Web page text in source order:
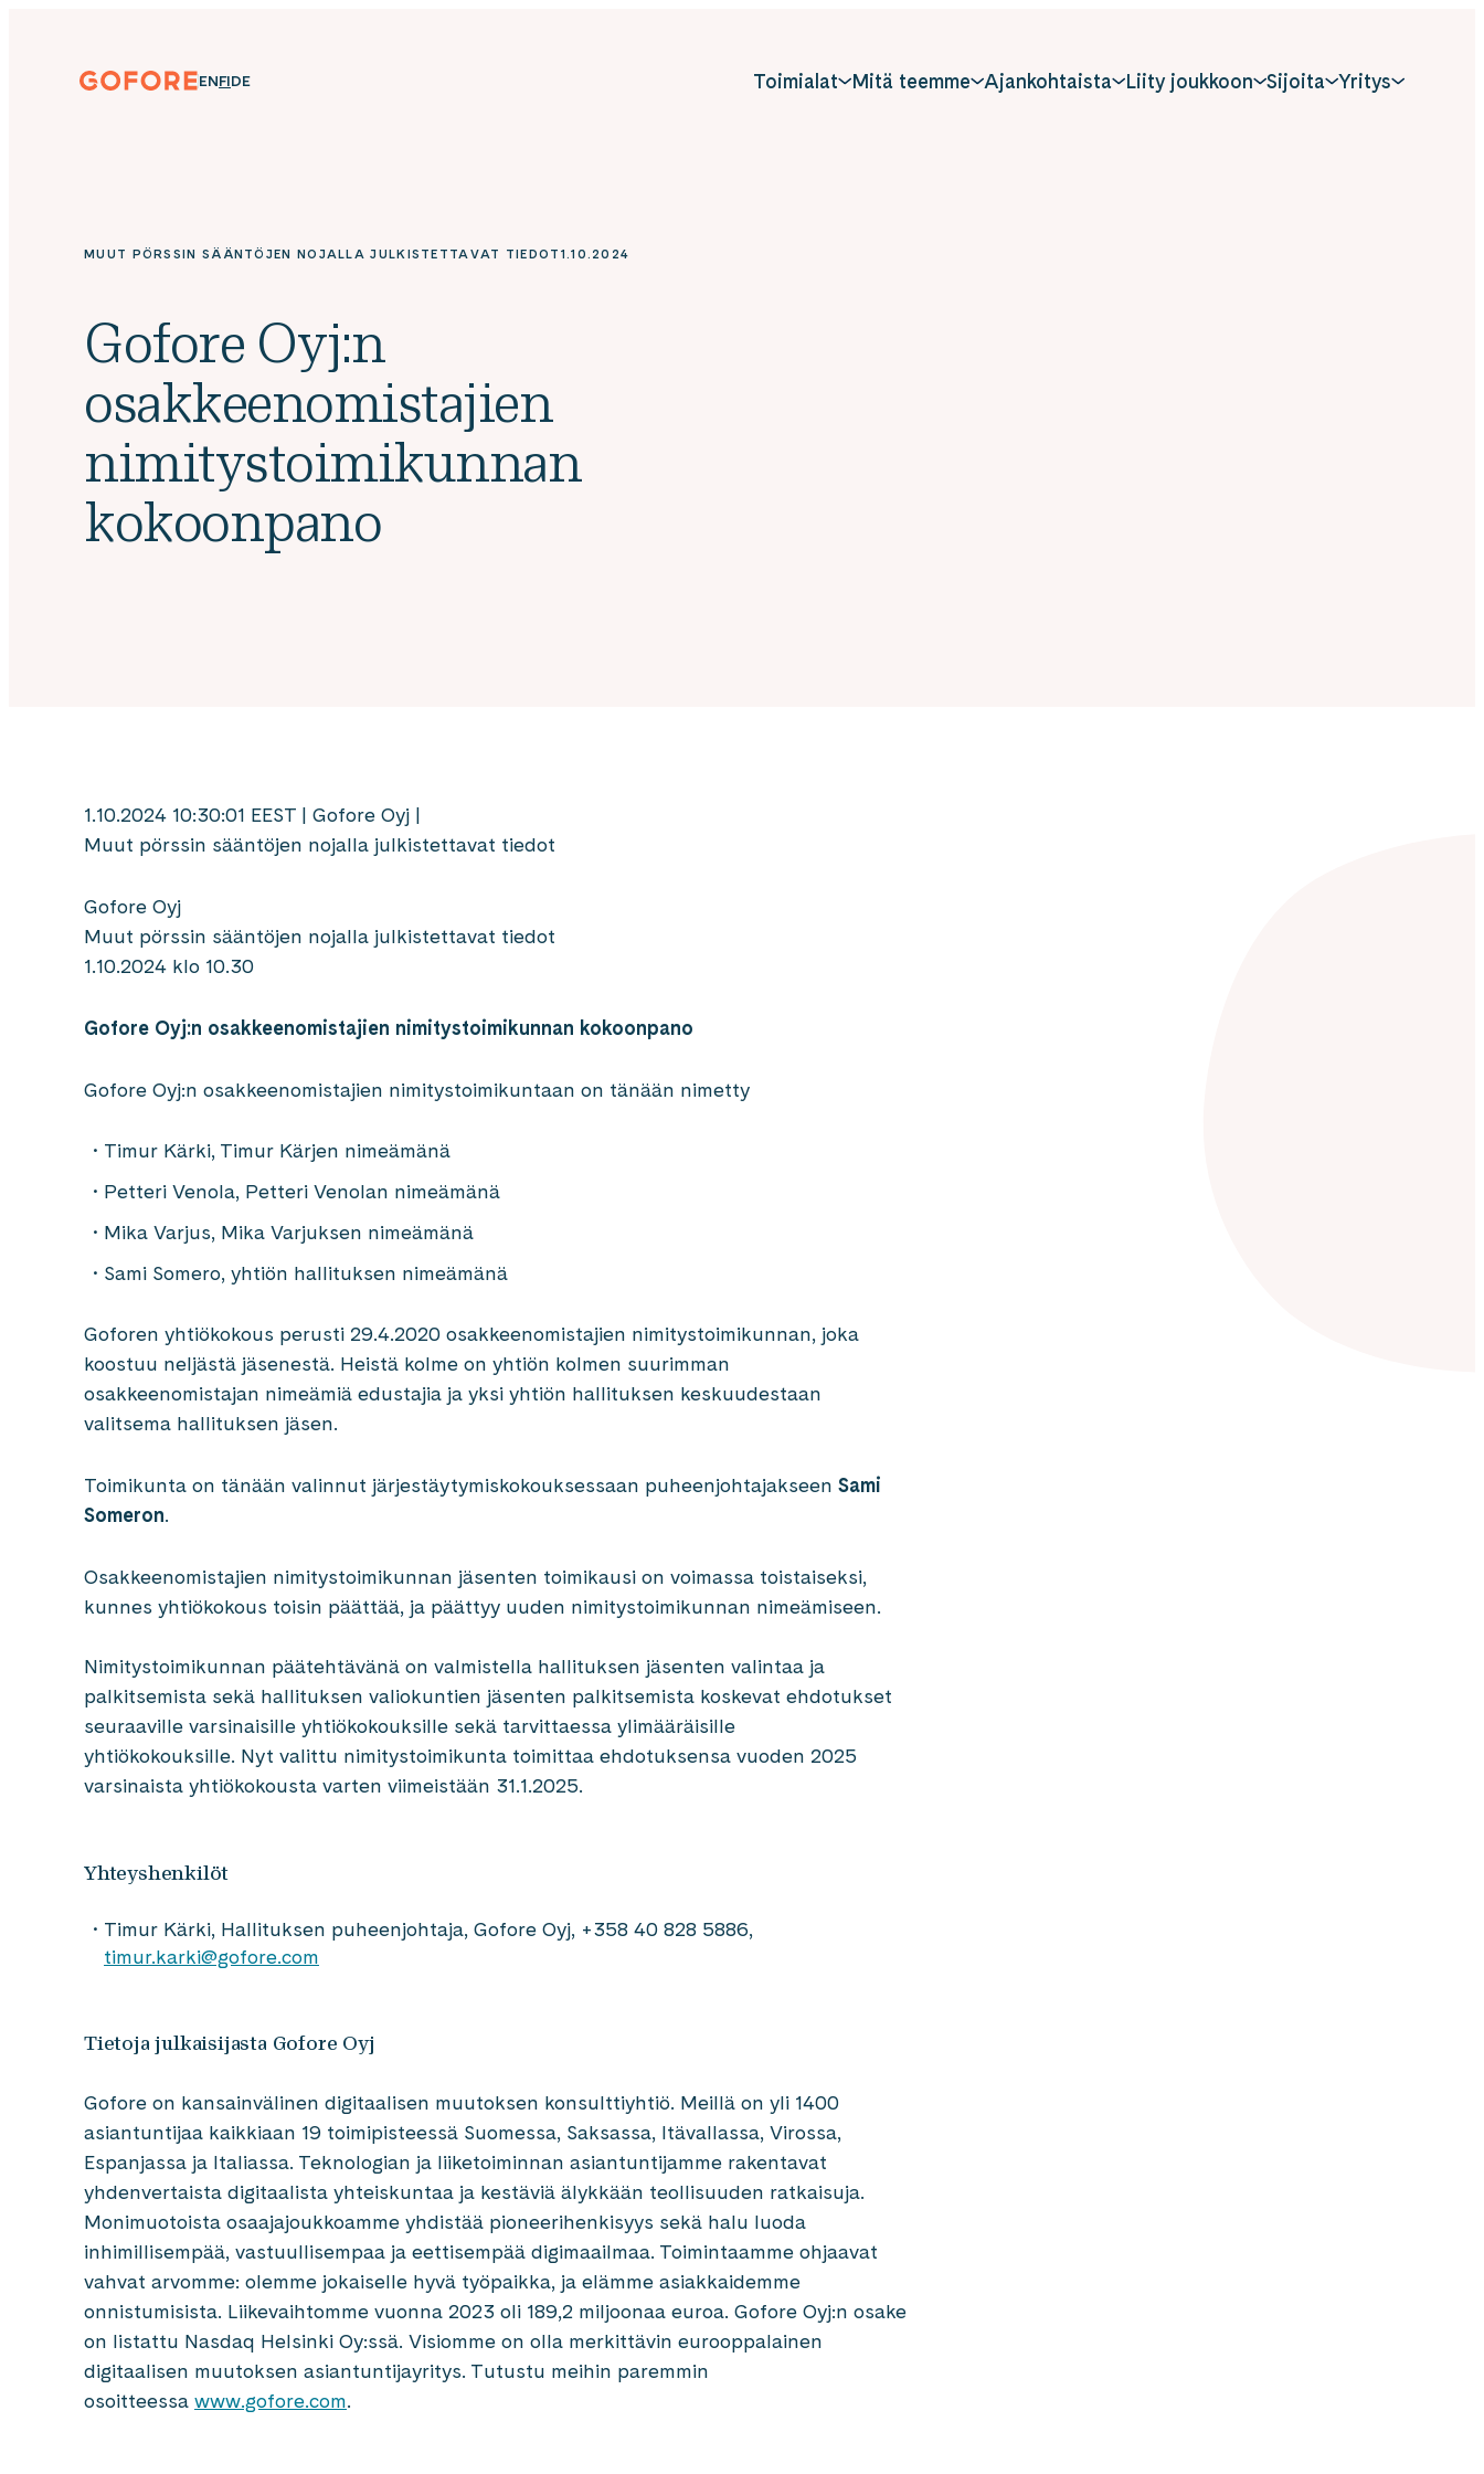
sisältöönGofore
digitalization.
ENGLISH
ENSUOMI
FIDEUTSCH
DE Toimialat Mitä teemme Ajankohtaista Liity joukkoon Sijoita Yritys
MUUT PÖRSSIN SÄÄNTÖJEN NOJALLA JULKISTETTAVAT TIEDOT 1.10.2024
Gofore Oyj:n
osakkeenomistajien
nimitystoimikunnan
kokoonpano
1.10.2024 10:30:01 EEST | Gofore Oyj |
Muut pörssin sääntöjen nojalla julkistettavat tiedot
Gofore Oyj
Muut pörssin sääntöjen nojalla julkistettavat tiedot
1.10.2024 klo 10.30
Gofore Oyj:n osakkeenomistajien nimitystoimikunnan kokoonpano
Gofore Oyj:n osakkeenomistajien nimitystoimikuntaan on tänään nimetty
Timur Kärki, Timur Kärjen nimeämänä
Petteri Venola, Petteri Venolan nimeämänä
Mika Varjus, Mika Varjuksen nimeämänä
Sami Somero, yhtiön hallituksen nimeämänä
Goforen yhtiökokous perusti 29.4.2020 osakkeenomistajien nimitystoimikunnan, joka
koostuu neljästä jäsenestä. Heistä kolme on yhtiön kolmen suurimman
osakkeenomistajan nimeämiä edustajia ja yksi yhtiön hallituksen keskuudestaan
valitsema hallituksen jäsen.
Toimikunta on tänään valinnut järjestäytymiskokouksessaan puheenjohtajakseen Sami
Someron.
Osakkeenomistajien nimitystoimikunnan jäsenten toimikausi on voimassa toistaiseksi,
kunnes yhtiökokous toisin päättää, ja päättyy uuden nimitystoimikunnan nimeämiseen.
Nimitystoimikunnan päätehtävänä on valmistella hallituksen jäsenten valintaa ja
palkitsemista sekä hallituksen valiokuntien jäsenten palkitsemista koskevat ehdotukset
seuraaville varsinaisille yhtiökokouksille sekä tarvittaessa ylimääräisille
yhtiökokouksille. Nyt valittu nimitystoimikunta toimittaa ehdotuksensa vuoden 2025
varsinaista yhtiökokousta varten viimeistään 31.1.2025.
Yhteyshenkilöt
Timur Kärki, Hallituksen puheenjohtaja, Gofore Oyj, +358 40 828 5886,
timur.karki@gofore.com
Tietoja julkaisijasta Gofore Oyj
Gofore on kansainvälinen digitaalisen muutoksen konsulttiyhtiö. Meillä on yli 1400
asiantuntijaa kaikkiaan 19 toimipisteessä Suomessa, Saksassa, Itävallassa, Virossa,
Espanjassa ja Italiassa. Teknologian ja liiketoiminnan asiantuntijamme rakentavat
yhdenvertaista digitaalista yhteiskuntaa ja kestäviä älykkään teollisuuden ratkaisuja.
Monimuotoista osaajajoukkoamme yhdistää pioneerihenkisyys sekä halu luoda
inhimillisempää, vastuullisempaa ja eettisempää digimaailmaa. Toimintaamme ohjaavat
vahvat arvomme: olemme jokaiselle hyvä työpaikka, ja elämme asiakkaidemme
onnistumisista. Liikevaihtomme vuonna 2023 oli 189,2 miljoonaa euroa. Gofore Oyj:n osake
on listattu Nasdaq Helsinki Oy:ssä. Visiomme on olla merkittävin eurooppalainen
digitaalisen muutoksen asiantuntijayritys. Tutustu meihin paremmin
osoitteessa www.gofore.com.